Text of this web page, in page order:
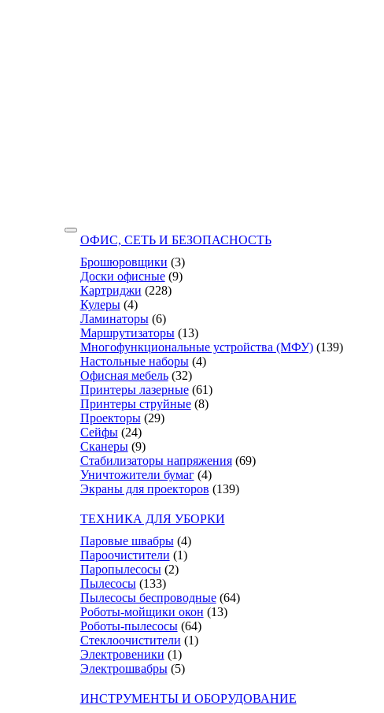
ОФИС, СЕТЬ И БЕЗОПАСНОСТЬ
Брошюровщики (3)
Доски офисные (9)
Картриджи (228)
Кулеры (4)
Ламинаторы (6)
Маршрутизаторы (13)
Многофункциональные устройства (МФУ) (139)
Настольные наборы (4)
Офисная мебель (32)
Принтеры лазерные (61)
Принтеры струйные (8)
Проекторы (29)
Сейфы (24)
Сканеры (9)
Стабилизаторы напряжения (69)
Уничтожители бумаг (4)
Экраны для проекторов (139)
ТЕХНИКА ДЛЯ УБОРКИ
Паровые швабры (4)
Пароочистители (1)
Паропылесосы (2)
Пылесосы (133)
Пылесосы беспроводные (64)
Роботы-мойщики окон (13)
Роботы-пылесосы (64)
Стеклоочистители (1)
Электровеники (1)
Электрошвабры (5)
ИНСТРУМЕНТЫ И ОБОРУДОВАНИЕ